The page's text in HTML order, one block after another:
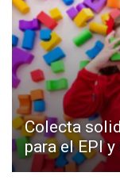
Colecta
para el EPI